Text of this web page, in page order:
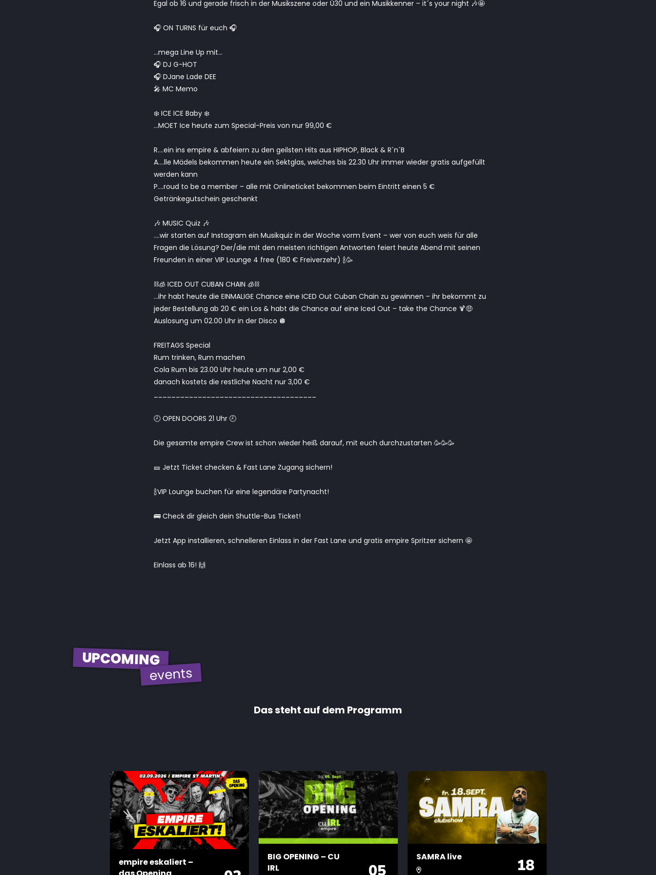
Egal ob 16 und gerade frisch in der Musikszene oder Ü30 und ein Musikkenner – it´s your night 🎶🤩
🎧 ON TURNS für euch 🎧
…mega Line Up mit…
🎧 DJ G-HOT
🎧 DJane Lade DEE
🎤 MC Memo
❄️ ICE ICE Baby ❄️
…MOET Ice heute zum Special-Preis von nur 99,00 €
R….ein ins empire & abfeiern zu den geilsten Hits aus HIPHOP, Black & R´n´B
A….lle Mädels bekommen heute ein Sektglas, welches bis 22.30 Uhr immer wieder gratis aufgefüllt
werden kann
P….roud to be a member – alle mit Onlineticket bekommen beim Eintritt einen 5 €
Getränkegutschein geschenkt
🎶 MUSIC Quiz 🎶
….wir starten auf Instagram ein Musikquiz in der Woche vorm Event – wer von euch weis für alle
Fragen die Lösung? Der/die mit den meisten richtigen Antworten feiert heute Abend mit seinen
Freunden in einer VIP Lounge 4 free (180 € Freiverzehr) 🍾🥳
⛓️🧊 ICED OUT CUBAN CHAIN 🧊⛓️
…ihr habt heute die EINMALIGE Chance eine ICED Out Cuban Chain zu gewinnen – ihr bekommt zu
jeder Bestellung ab 20 € ein Los & habt die Chance auf eine Iced Out – take the Chance 🍹🤑
Auslosung um 02.00 Uhr in der Disco 🪩
FREITAGS Special
Rum trinken, Rum machen
Cola Rum bis 23.00 Uhr heute um nur 2,00 €
danach kostets die restliche Nacht nur 3,00 €
🕗 OPEN DOORS 21 Uhr 🕗
Die gesamte empire Crew ist schon wieder heiß darauf, mit euch durchzustarten 🥳🥳🥳
🎫 Jetzt Ticket checken & Fast Lane Zugang sichern!
🍾VIP Lounge buchen für eine legendäre Partynacht!
🚌 Check dir gleich dein Shuttle-Bus Ticket!
Jetzt App installieren, schnelleren Einlass in der Fast Lane und gratis empire Spritzer sichern 🤩
Einlass ab 16! 🙌
UPCOMING
events
Das steht auf dem Programm
empire eskaliert –
BIG OPENING – CU
IRL
05
SAMRA live 18